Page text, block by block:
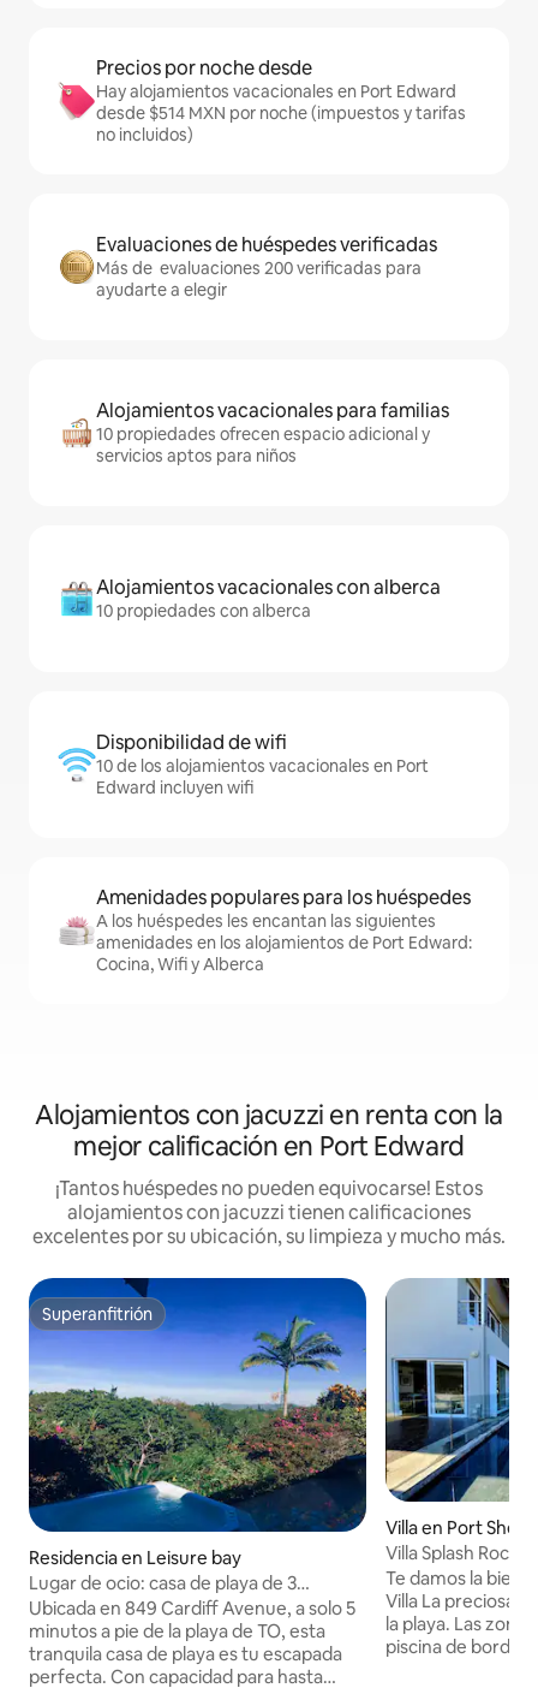
Precios por noche desde
Hay alojamientos vacacionales en Port Edward
desde $514 MXN por noche (impuestos y tarifas
no incluidos)
Evaluaciones de huéspedes verificadas
Más de evaluaciones 200 verificadas para
ayudarte a elegir
Alojamientos vacacionales para familias
10 propiedades ofrecen espacio adicional y
servicios aptos para niños
Alojamientos vacacionales con alberca
10 propiedades con alberca
Disponibilidad de wifi
10 de los alojamientos vacacionales en Port
Edward incluyen wifi
Amenidades populares para los huéspedes
A los huéspedes les encantan las siguientes
amenidades en los alojamientos de Port Edward:
Cocina, Wifi y Alberca
Alojamientos con jacuzzi en renta con la
mejor calificación en Port Edward
¡Tantos huéspedes no pueden equivocarse! Estos
alojamientos con jacuzzi tienen calificaciones
excelentes por su ubicación, su limpieza y mucho más.
Superanfitrión
Superanfitrión
Residencia en Leisure bay
Lugar de ocio: casa de playa de 3
dormitorios con jacuzzi
Ubicada en 849 Cardiff Avenue, a solo 5
minutos a pie de la playa de TO, esta
tranquila casa de playa es tu escapada
perfecta. Con capacidad para hasta
Villa en Port
Villa Splash Rock
Te damos la
Villa La preciosa villa Splash Rock frente a
la playa. Las
piscina de borde